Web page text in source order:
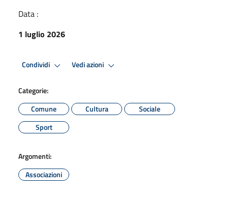
Data :
1 luglio 2026
Condividi Vedi azioni
Categorie:
Comune
Cultura
Sociale
Sport
Argomenti:
Associazioni